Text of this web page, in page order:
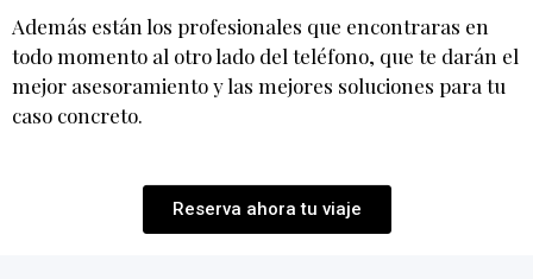
Además están los profesionales que encontraras en
todo momento al otro lado del teléfono, que te darán el
mejor asesoramiento y las mejores soluciones para tu
caso concreto.
Reserva ahora tu viaje